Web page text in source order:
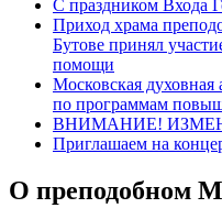
С праздником Входа
Приход храма
Бутове принял
помощи
Московская духовная
по программам
ВНИМАНИЕ!
Приглашаем на
О преподобном